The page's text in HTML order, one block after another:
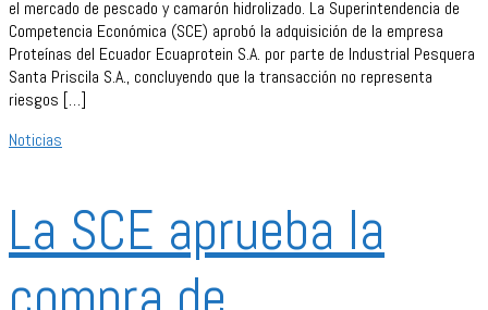
el mercado de pescado y camarón hidrolizado. La Superintendencia de
Competencia Económica (SCE) aprobó la adquisición de la empresa
Proteínas del Ecuador Ecuaprotein S.A. por parte de Industrial Pesquera
Santa Priscila S.A., concluyendo que la transacción no representa
riesgos […]
Noticias
La SCE aprueba la